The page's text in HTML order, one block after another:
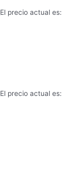
El precio actual es:
El precio actual es: